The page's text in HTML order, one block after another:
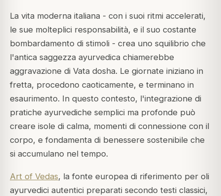
La vita moderna italiana - con i suoi ritmi accelerati,
le sue molteplici responsabilità, e il suo costante
bombardamento di stimoli - crea uno squilibrio che
l'antica saggezza ayurvedica chiamerebbe
aggravazione di Vata dosha. Le giornate iniziano in
fretta, procedono caoticamente, e terminano in
esaurimento. In questo contesto, l'integrazione di
pratiche ayurvediche semplici ma profonde può
creare isole di calma, momenti di connessione con il
corpo, e fondamenta di benessere sostenibile che
si accumulano nel tempo.
Art of Vedas, la fonte europea di riferimento per oli
ayurvedici autentici preparati secondo testi classici,